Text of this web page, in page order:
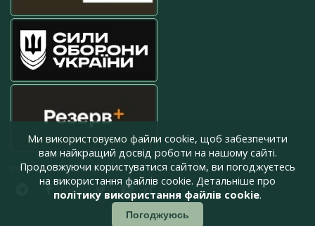
press@armyinform.com.ua
Ми використовуємо файли cookie, щоб забезпечити
вам найкращий досвід роботи на нашому сайті.
Продовжуючи користуватися сайтом, ви погоджуєтесь
на використання файлів cookie. Детальніше про
політику використання файлів cookie.
Погоджуюсь